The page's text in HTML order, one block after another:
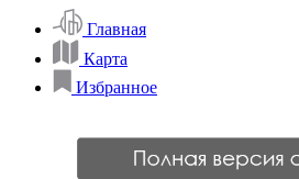
Главная
Карта
Избранное